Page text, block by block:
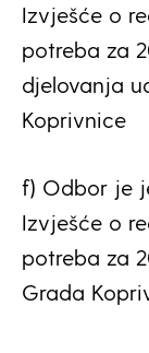
Izvješće o
potreba za
djelovanja
Koprivnice
f) Odbor je
Izvješće o
potreba za
Grada